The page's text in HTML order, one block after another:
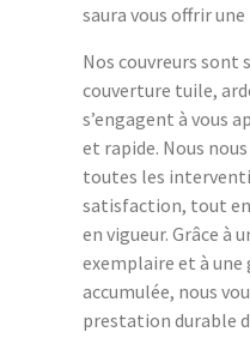
saura vous offrir
Nos couvreurs sont
couverture tuile,
s’engagent à vous
et rapide. Nous
toutes les
satisfaction, tout
en vigueur. Grâce à
exemplaire et à une
accumulée, nous
prestation durable